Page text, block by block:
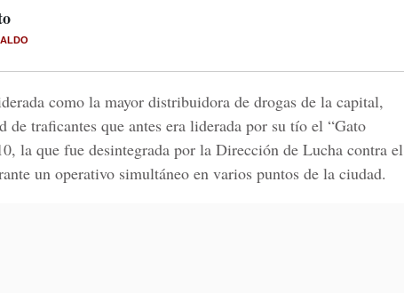
como la mayor distribuidora de drogas de la capital,
de traficantes que antes era liderada por su tío el “Gato
la que fue desintegrada por la Dirección de Lucha contra el
un operativo simultáneo en varios puntos de la ciudad.